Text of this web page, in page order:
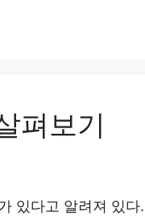
펴보기
있다고 알려져 있